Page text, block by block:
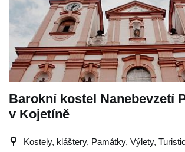
Barokní kostel Nanebevzetí
v Kojetíně
Kostely, kláštery, Památky, Výlety,